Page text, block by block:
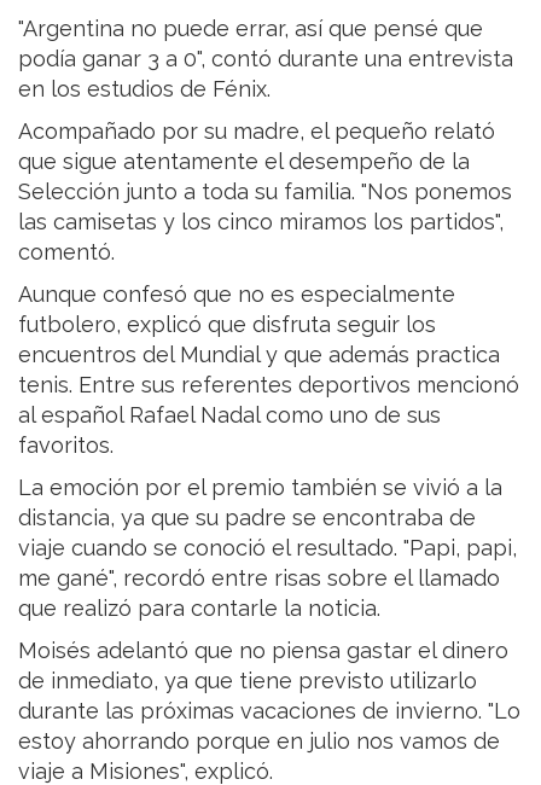
"Argentina no puede errar, así que pensé que
podía ganar 3 a 0", contó durante una entrevista
en los estudios de Fénix.
Acompañado por su madre, el pequeño relató
que sigue atentamente el desempeño de la
Selección junto a toda su familia. "Nos ponemos
las camisetas y los cinco miramos los partidos",
comentó.
Aunque confesó que no es especialmente
futbolero, explicó que disfruta seguir los
encuentros del Mundial y que además practica
tenis. Entre sus referentes deportivos mencionó
al español Rafael Nadal como uno de sus
favoritos.
La emoción por el premio también se vivió a la
distancia, ya que su padre se encontraba de
viaje cuando se conoció el resultado. "Papi, papi,
me gané", recordó entre risas sobre el llamado
que realizó para contarle la noticia.
Moisés adelantó que no piensa gastar el dinero
de inmediato, ya que tiene previsto utilizarlo
durante las próximas vacaciones de invierno. "Lo
estoy ahorrando porque en julio nos vamos de
viaje a Misiones", explicó.